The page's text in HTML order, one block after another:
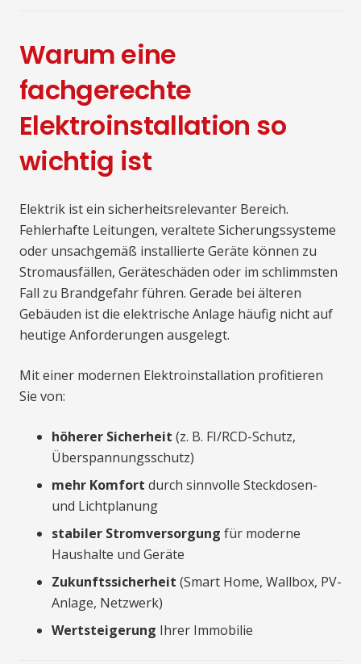
Warum eine
fachgerechte
Elektroinstallation so
wichtig ist
Elektrik ist ein sicherheitsrelevanter Bereich.
Fehlerhafte Leitungen, veraltete Sicherungssysteme
oder unsachgemäß installierte Geräte können zu
Stromausfällen, Geräteschäden oder im schlimmsten
Fall zu Brandgefahr führen. Gerade bei älteren
Gebäuden ist die elektrische Anlage häufig nicht auf
heutige Anforderungen ausgelegt.
Mit einer modernen Elektroinstallation profitieren
Sie von:
höherer Sicherheit (z. B. FI/RCD-Schutz,
Überspannungsschutz)
mehr Komfort durch sinnvolle Steckdosen-
und Lichtplanung
stabiler Stromversorgung für moderne
Haushalte und Geräte
Zukunftssicherheit (Smart Home, Wallbox, PV-
Anlage, Netzwerk)
Wertsteigerung Ihrer Immobilie